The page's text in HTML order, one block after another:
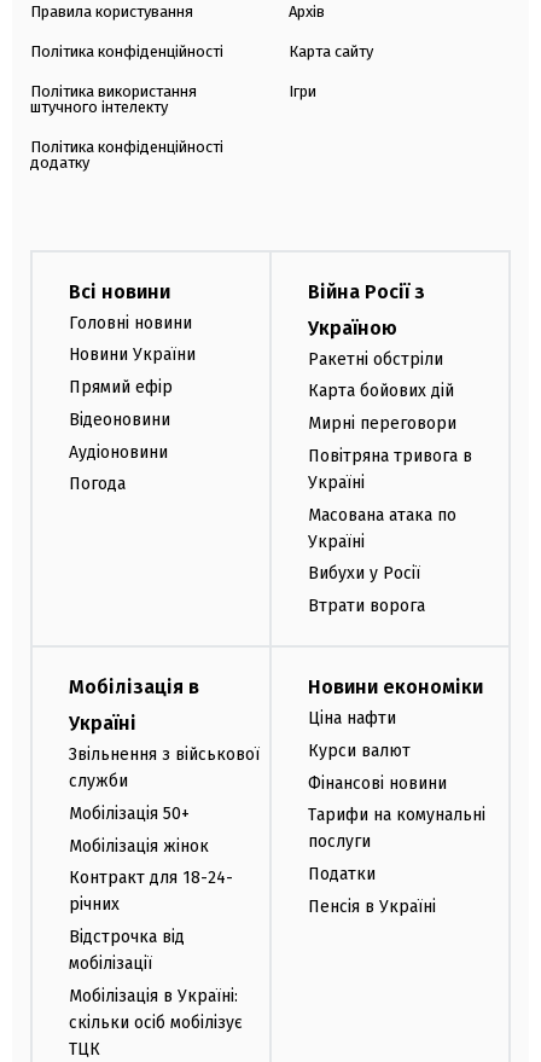
Правила користування
Політика конфіденційності
Політика використання
штучного інтелекту
Політика конфіденційності
додатку
Архів
Карта сайту
Ігри
Всі новини
Головні новини
Новини України
Прямий ефір
Відеоновини
Аудіоновини
Погода
Війна Росії з
Україною
Ракетні обстріли
Карта бойових дій
Мирні переговори
Повітряна тривога в
Україні
Масована атака по
Україні
Вибухи у Росії
Втрати ворога
Мобілізація в
Україні
Звільнення з військової
служби
Мобілізація 50+
Мобілізація жінок
Контракт для 18-24-
річних
Відстрочка від
мобілізації
Мобілізація в Україні:
скільки осіб мобілізує
ТЦК
Новини економіки
Ціна нафти
Курси валют
Фінансові новини
Тарифи на комунальні
послуги
Податки
Пенсія в Україні